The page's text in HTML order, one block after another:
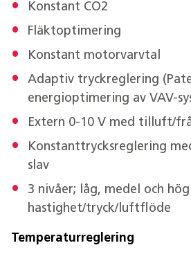
Konstant CO2
Fläktoptimering
Konstant motorvarvtal
Adaptiv tryckreglering
energioptimering av VAV-
Extern 0-10 V med tilluft/
Konstanttrycksreglering
slav
3 nivåer; låg, medel och hög
hastighet/tryck/luftflöde
Temperaturreglering